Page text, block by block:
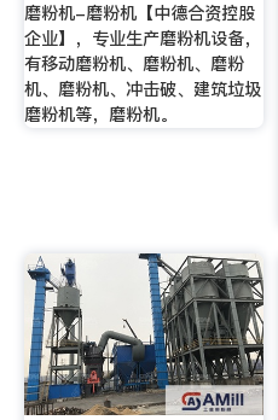
磨粉机-磨粉机【中德合资控股
企业】，专业生产磨粉机设备，
有移动磨粉机、磨粉机、磨粉
机、磨粉机、冲击破、建筑垃圾
磨粉机等，磨粉机。